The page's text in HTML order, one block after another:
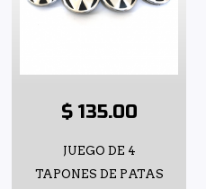
$ 135.00
JUEGO DE 4
TAPONES DE PATAS